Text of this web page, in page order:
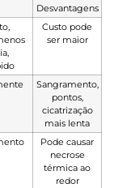
Desvantagens
Custo pode
ser maior
Sangramento,
pontos,
cicatrização
mais lenta
Pode causar
necrose
térmica ao
redor